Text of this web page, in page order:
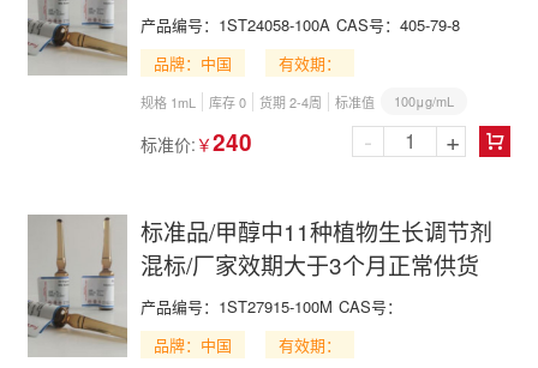
产品编号： 1ST24058-100A CAS号： 405-79-8
品牌：中国
有效期：
规格 1mL 库存 0 货期 2-4周 标准值 100μg/mL
标准价: ￥240 
- +
标准品/甲醇中11种植物生长调节剂
混标/厂家效期大于3个月正常供货
产品编号： 1ST27915-100M CAS号：
品牌：中国
有效期：